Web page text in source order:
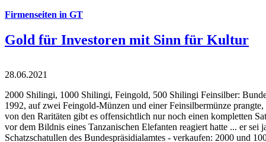
Firmenseiten in GT
Gold für Investoren mit Sinn für Kultur
28.06.2021
2000 Shilingi, 1000 Shilingi, Feingold, 500 Shilingi Feinsilber:
1992, auf zwei Feingold-Münzen und einer Feinsilbermünze
von den Raritäten gibt es offensichtlich nur noch einen kompletten
vor dem Bildnis eines Tanzanischen Elefanten reagiert hatte ... er
Schatzschatullen des Bundespräsidialamtes - verkaufen: 2000 und